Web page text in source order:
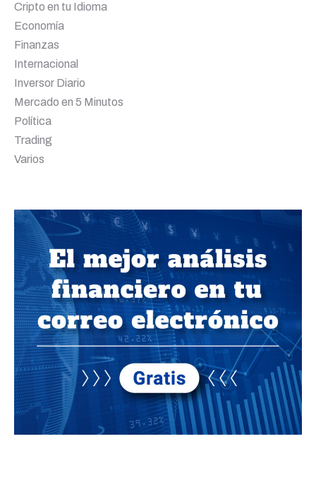
Cripto en tu Idioma
Economía
Finanzas
Internacional
Inversor Diario
Mercado en 5 Minutos
Política
Trading
Varios